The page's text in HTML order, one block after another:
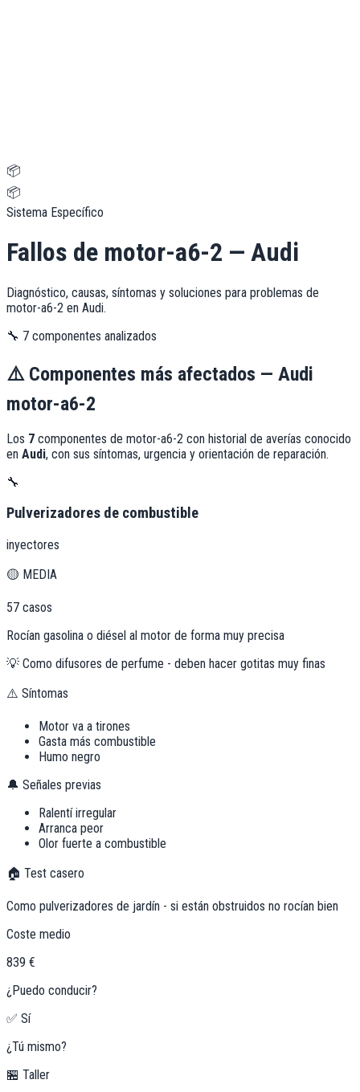
📦
📦
Sistema Específico
Fallos de motor-a6-2 — Audi
Diagnóstico, causas, síntomas y soluciones para problemas de
motor-a6-2 en Audi.
🔧 7 componentes analizados
⚠️Componentes más afectados — Audi
motor-a6-2
Los 7 componentes de motor-a6-2 con historial de averías conocido
en Audi, con sus síntomas, urgencia y orientación de reparación.
🔧
Pulverizadores de combustible
inyectores
🟡 MEDIA
57 casos
Rocían gasolina o diésel al motor de forma muy precisa
💡 Como difusores de perfume - deben hacer gotitas muy finas
⚠️ Síntomas
Motor va a tirones
Gasta más combustible
Humo negro
🔔 Señales previas
Ralentí irregular
Arranca peor
Olor fuerte a combustible
🏠 Test casero
Como pulverizadores de jardín - si están obstruidos no rocían bien
Coste medio
839 €
¿Puedo conducir?
✅ Sí
¿Tú mismo?
🏪 Taller